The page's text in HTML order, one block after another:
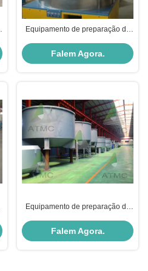
Equipamento de preparação de
Falem Agora.
Equipamento de preparação de
Falem Agora.